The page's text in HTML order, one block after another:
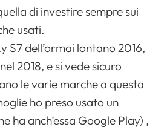
di investire sempre sui
usati.
S7 dell’ormai lontano 2016,
2018, e si vede sicuro
le varie marche a questa
ho preso usato un
ha anch’essa Google Play) ,